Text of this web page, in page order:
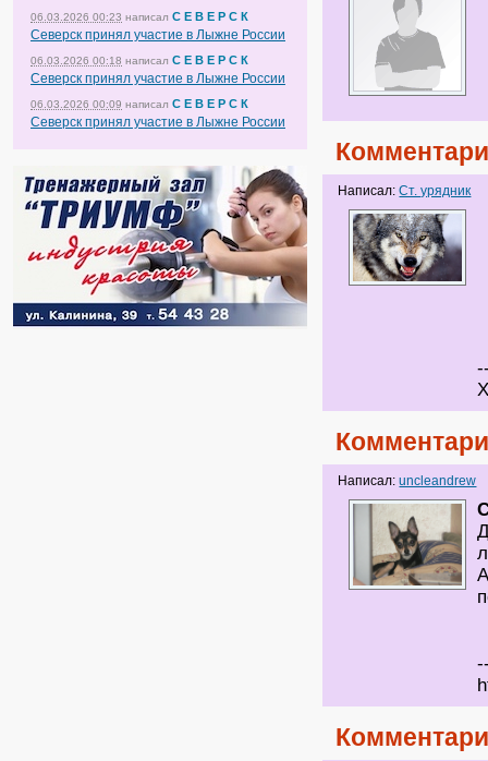
06.03.2026 00:23 написал С Е В Е Р С К
Северск принял участие в Лыжне России
06.03.2026 00:18 написал С Е В Е Р С К
Северск принял участие в Лыжне России
06.03.2026 00:09 написал С Е В Е Р С К
Северск принял участие в Лыжне России
Написал:Ст. урядник
Написал:uncleandrew